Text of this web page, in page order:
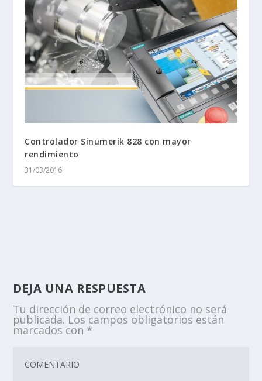
Controlador Sinumerik 828 con mayor
rendimiento
31/03/2016
DEJA UNA RESPUESTA
Tu dirección de correo electrónico no será
publicada. Los campos obligatorios están
marcados con *